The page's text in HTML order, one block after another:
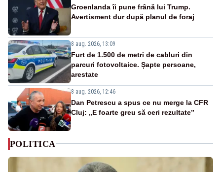
Groenlanda îi pune frână lui Trump.
Avertisment dur după planul de foraj
8 aug. 2026, 13:09
Furt de 1.500 de metri de cabluri din
parcuri fotovoltaice. Șapte persoane,
arestate
8 aug. 2026, 12:46
Dan Petrescu a spus ce nu merge la CFR
Cluj: „E foarte greu să ceri rezultate”
POLITICA